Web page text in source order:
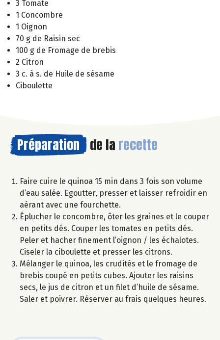
3 Tomate
1 Concombre
1 Oignon
70 g de Raisin sec
100 g de Fromage de brebis
2 Citron
3 c. à s. de Huile de sésame
Ciboulette
Préparation de la recette
Faire cuire le quinoa 15 min dans 3 fois son volume
d’eau salée. Egoutter, presser et laisser refroidir en
aérant avec une fourchette.
Éplucher le concombre, ôter les graines et le couper
en petits dés. Couper les tomates en petits dés.
Peler et hacher finement l’oignon / les échalotes.
Ciseler la ciboulette et presser les citrons.
Mélanger le quinoa, les crudités et le fromage de
brebis coupé en petits cubes. Ajouter les raisins
secs, le jus de citron et un filet d’huile de sésame.
Saler et poivrer. Réserver au frais quelques heures.